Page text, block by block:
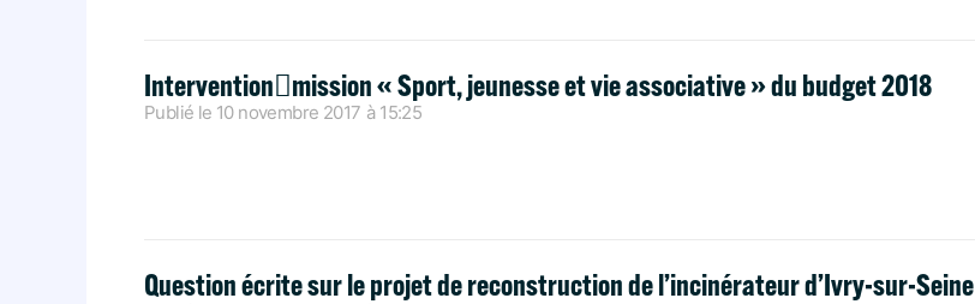
Interventionmission « Sport, jeunesse et vie associative » du budget 2018
Publié le 10 novembre 2017 à 15:25
Question écrite sur le projet de reconstruction de l’incinérateur d’Ivry-sur-Seine